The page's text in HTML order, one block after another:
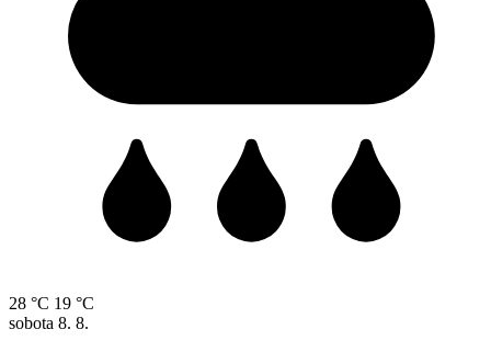
28 °C 19 °C
sobota 8. 8.